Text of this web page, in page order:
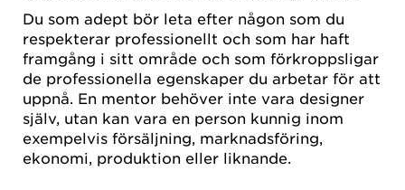
Du som adept bör leta efter någon som du
respekterar professionellt och som har haft
framgång i sitt område och som förkroppsligar
de professionella egenskaper du arbetar för att
uppnå. En mentor behöver inte vara designer
själv, utan kan vara en person kunnig inom
exempelvis försäljning, marknadsföring,
ekonomi, produktion eller liknande.